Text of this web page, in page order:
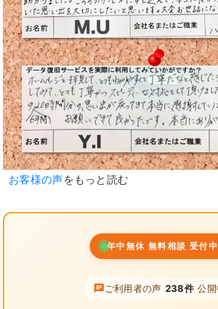
お客様の声をもっと読む
年中無休 無料相談 受付中
ご利用者の声 238件 公開